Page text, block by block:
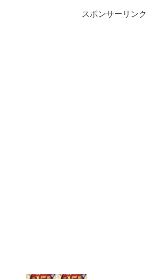
スポンサーリンク